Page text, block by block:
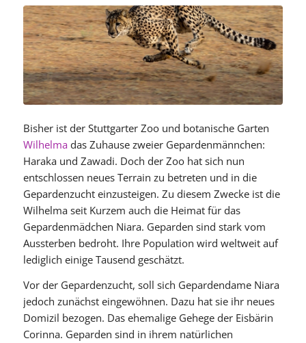
Bisher ist der Stuttgarter Zoo und botanische Garten
Wilhelmadas Zuhause zweier Gepardenmännchen:
Haraka und Zawadi. Doch der Zoo hat sich nun
entschlossen neues Terrain zu betreten und in die
Gepardenzucht einzusteigen. Zu diesem Zwecke ist die
Wilhelma seit Kurzem auch die Heimat für das
Gepardenmädchen Niara. Geparden sind stark vom
Aussterben bedroht. Ihre Population wird weltweit auf
lediglich einige Tausend geschätzt.
Vor der Gepardenzucht, soll sich Gepardendame Niara
jedoch zunächst eingewöhnen. Dazu hat sie ihr neues
Domizil bezogen. Das ehemalige Gehege der Eisbärin
Corinna. Geparden sind in ihrem natürlichen